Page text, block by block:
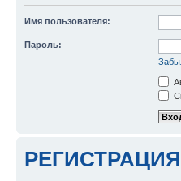
Имя пользователя:
Пароль:
РЕГИСТРАЦИЯ